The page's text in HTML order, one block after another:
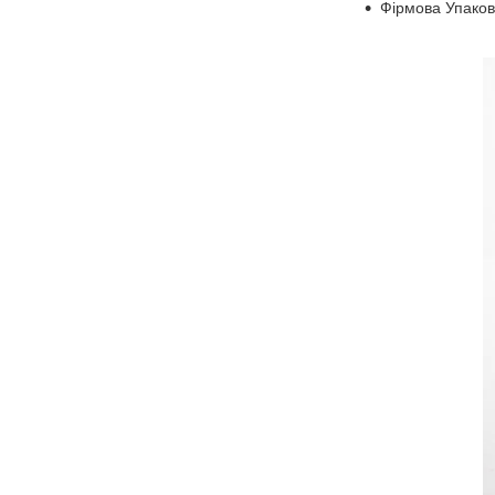
Фірмова